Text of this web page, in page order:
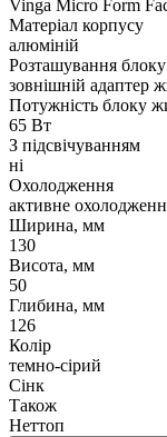
Vinga Micro Form
Матеріал корпусу
алюміній
Розташування
зовнішній адаптер
Потужність блоку
65 Вт
З підсвічуванням
ні
Охолодження
активне
Ширина, мм
130
Висота, мм
50
Глибина, мм
126
Колір
темно-сірий
Сінк
Також
Неттоп